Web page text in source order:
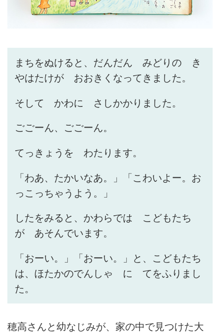
まちをぬけると、だんだん みどりの き
やはたけが おおきくなってきました。
そして かわに さしかかりました。
ごごーん、ごごーん。
てっきょうを わたります。
「わあ、たかいなあ。」「こわいよー。お
っこっちゃうよう。」
したをみると、かわらでは こどもたち
が あそんでいます。
「おーい。」「おーい。」と、こどもたち
は、ほたかのでんしゃ に てをふりまし
た。
穂高さんと幼なじみが、家の中で見つけた大